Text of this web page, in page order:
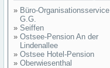
» Büro-Organisationsservice
G.G.
» Seiffen
» Ostsee-Pension An der
Lindenallee
» Ostsee Hotel-Pension
» Oberwiesenthal